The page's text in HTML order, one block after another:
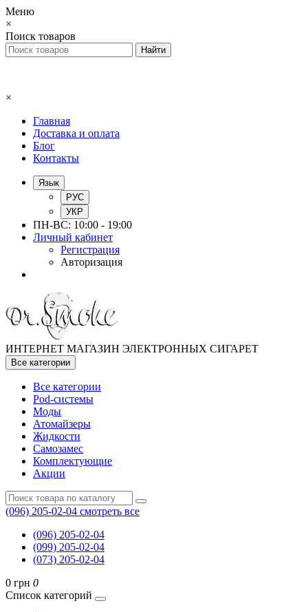
Меню
×
Поиск товаров
×
Главная
Доставка и оплата
Блог
Контакты
Язык
РУС
УКР
ПН-ВС: 10:00 - 19:00
Личный кабинет
Регистрация
Авторизация
ИНТЕРНЕТ МАГАЗИН ЭЛЕКТРОННЫХ СИГАРЕТ
Все категории
Все категории
Pod-системы
Моды
Атомайзеры
Жидкости
Самозамес
Комплектующие
Акции
(096) 205-02-04 смотреть все
(096) 205-02-04
(099) 205-02-04
(073) 205-02-04
0 грн 0
Список категорий